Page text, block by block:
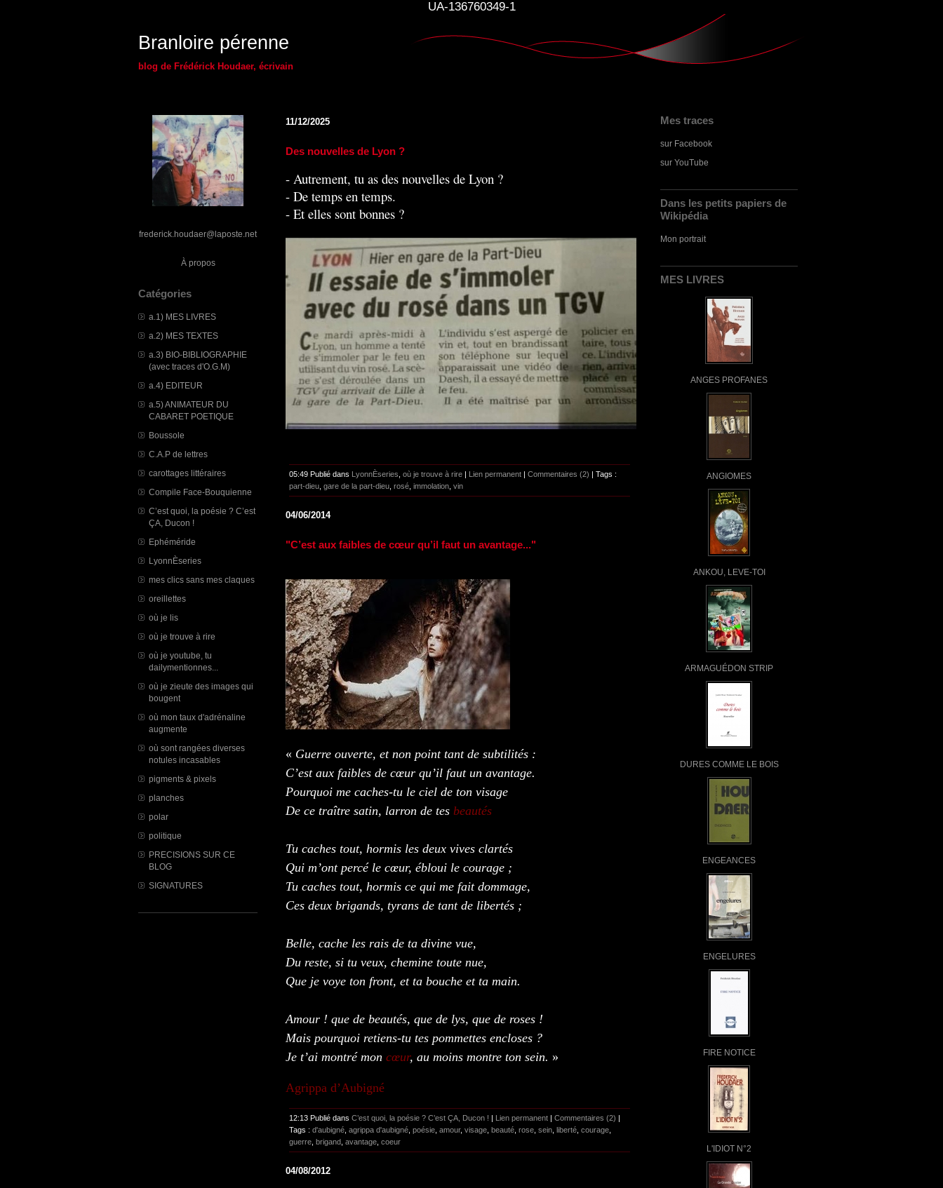
UA-136760349-1
Branloire pérenne
blog de Frédérick Houdaer, écrivain
frederick.houdaer@laposte.net
À propos
Catégories
a.1) MES LIVRES
a.2) MES TEXTES
a.3) BIO-BIBLIOGRAPHIE
(avec traces d'O.G.M)
a.4) EDITEUR
a.5) ANIMATEUR DU
CABARET POETIQUE
Boussole
C.A.P de lettres
carottages littéraires
Compile Face-Bouquienne
C’est quoi, la poésie ? C’est
ÇA, Ducon !
Ephéméride
LyonnÈseries
mes clics sans mes claques
oreillettes
où je lis
où je trouve à rire
où je youtube, tu
dailymentionnes...
où je zieute des images qui
bougent
où mon taux d'adrénaline
augmente
où sont rangées diverses
notules incasables
pigments & pixels
planches
polar
politique
PRECISIONS SUR CE
BLOG
SIGNATURES
Mes traces
sur Facebook
sur YouTube
Dans les petits papiers de
Wikipédia
Mon portrait
MES LIVRES
ANGES PROFANES
ANGIOMES
ANKOU, LEVE-TOI
ARMAGUÉDON STRIP
DURES COMME LE BOIS
ENGEANCES
ENGELURES
FIRE NOTICE
L'IDIOT N°2
11/12/2025
Des nouvelles de Lyon ?
- Autrement, tu as des nouvelles de Lyon ?
- De temps en temps.
- Et elles sont bonnes ?
05:49 Publié dans LyonnÈseries, où je trouve à rire Lien permanent Commentaires (2) | Tags :
part-dieu, gare de la part-dieu, rosé, immolation, vin
04/06/2014
"C’est aux faibles de cœur qu’il faut un avantage..."
« Guerre ouverte, et non point tant de subtilités :
C’est aux faibles de cœur qu’il faut un avantage.
Pourquoi me caches-tu le ciel de ton visage
De ce traître satin, larron de tes beautés
Tu caches tout, hormis les deux vives clartés
Qui m’ont percé le cœur, ébloui le courage ;
Tu caches tout, hormis ce qui me fait dommage,
Ces deux brigands, tyrans de tant de libertés ;
Belle, cache les rais de ta divine vue,
Du reste, si tu veux, chemine toute nue,
Que je voye ton front, et ta bouche et ta main.
Amour ! que de beautés, que de lys, que de roses !
Mais pourquoi retiens-tu tes pommettes encloses ?
Je t’ai montré mon cœur, au moins montre ton sein. »
Agrippa d’Aubigné
12:13 Publié dans C’est quoi, la poésie ? C’est ÇA, Ducon ! | Lien permanent | Commentaires (2) |
Tags : d'aubigné agrippa d'aubigné poésie amour, visage beauté rose sein liberté courage
guerre brigand avantage coeur
04/08/2012